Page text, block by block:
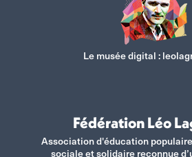
Le musée digital :
Fédération Léo
Association d'éducation
sociale et solidaire reconnue